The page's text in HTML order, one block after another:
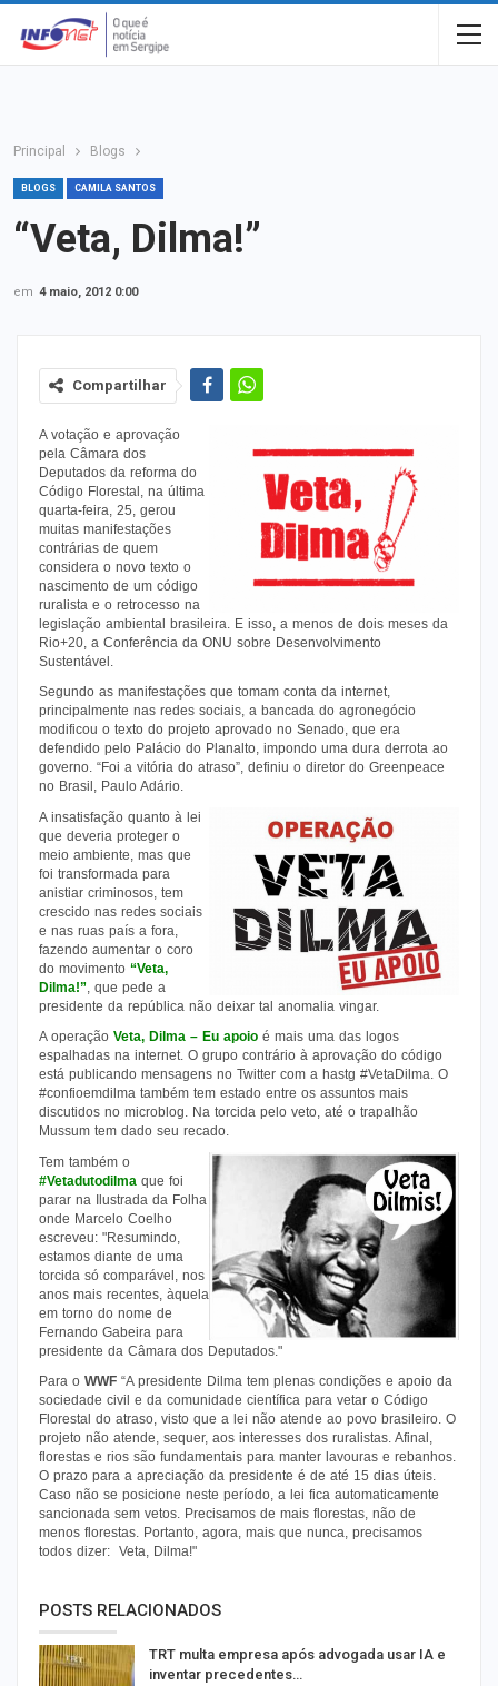
Principal Blogs
BLOGS CAMILA SANTOS
“Veta, Dilma!”
em 4 maio, 2012 0:00
Compartilhar
A votação e aprovação
pela Câmara dos
Deputados da reforma do
Código Florestal, na última
quarta-feira, 25, gerou
muitas manifestações
contrárias de quem
considera o novo texto o
nascimento de um código
ruralista e o retrocesso na
legislação ambiental brasileira. E isso, a menos de dois meses da
Rio+20, a Conferência da ONU sobre Desenvolvimento
Sustentável.
Segundo as manifestações que tomam conta da internet,
principalmente nas redes sociais, a bancada do agronegócio
modificou o texto do projeto aprovado no Senado, que era
defendido pelo Palácio do Planalto, impondo uma dura derrota ao
governo. “Foi a vitória do atraso”, definiu o diretor do Greenpeace
no Brasil, Paulo Adário.
A insatisfação quanto à lei
que deveria proteger o
meio ambiente, mas que
foi transformada para
anistiar criminosos, tem
crescido nas redes sociais
e nas ruas país a fora,
fazendo aumentar o coro
do movimento “Veta,
Dilma!”, que pede a
presidente da república não deixar tal anomalia vingar.
A operação Veta, Dilma – Eu apoio é mais uma das logos
espalhadas na internet. O grupo contrário à aprovação do código
está publicando mensagens no Twitter com a hastg #VetaDilma. O
#confioemdilma também tem estado entre os assuntos mais
discutidos no microblog. Na torcida pelo veto, até o trapalhão
Mussum tem dado seu recado.
Tem também o
#Vetadutodilma que foi
parar na Ilustrada da Folha
onde Marcelo Coelho
escreveu: "Resumindo,
estamos diante de uma
torcida só comparável, nos
anos mais recentes, àquela
em torno do nome de
Fernando Gabeira para
presidente da Câmara dos Deputados."
Para o WWF “A presidente Dilma tem plenas condições e apoio da
sociedade civil e da comunidade científica para vetar o Código
Florestal do atraso, visto que a lei não atende ao povo brasileiro. O
projeto não atende, sequer, aos interesses dos ruralistas. Afinal,
florestas e rios são fundamentais para manter lavouras e rebanhos.
O prazo para a apreciação da presidente é de até 15 dias úteis.
Caso não se posicione neste período, a lei fica automaticamente
sancionada sem vetos. Precisamos de mais florestas, não de
menos florestas. Portanto, agora, mais que nunca, precisamos
todos dizer: Veta, Dilma!"
POSTS RELACIONADOS
TRT multa empresa após advogada usar IA e
inventar precedentes…